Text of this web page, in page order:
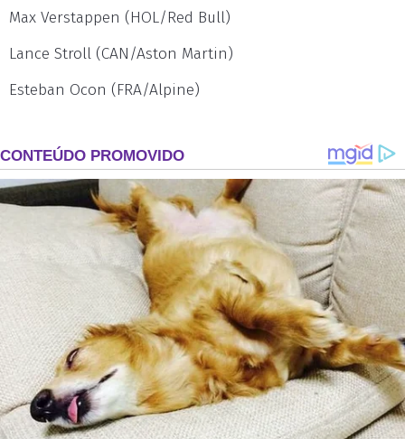
Max Verstappen (HOL/Red Bull)
Lance Stroll (CAN/Aston Martin)
Esteban Ocon (FRA/Alpine)